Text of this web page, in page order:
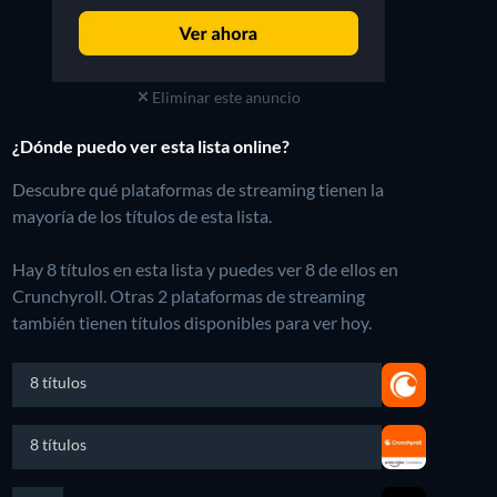
Eliminar este anuncio
¿Dónde puedo ver esta lista online?
Descubre qué plataformas de streaming tienen la
mayoría de los títulos de esta lista.
Hay 8 títulos en esta lista y puedes ver 8 de ellos en
Crunchyroll.Otras 2 plataformas de streaming
también tienen títulos disponibles para ver hoy.
8 títulos
8 títulos